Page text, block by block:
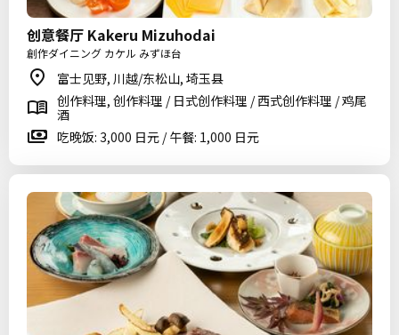
创意餐厅 Kakeru Mizuhodai
創作ダイニング カケル みずほ台
富士见野, 川越/东松山, 埼玉县
创作料理, 创作料理 / 日式创作料理 / 西式创作料理 / 鸡尾
酒
吃晚饭: 3,000 日元 / 午餐: 1,000 日元